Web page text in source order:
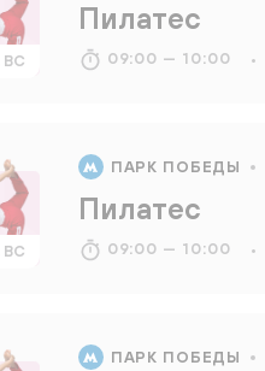
ВС
Пилатес
09:00 — 10:00 •
ВС
ПАРК ПОБЕДЫ
Пилатес
09:00 — 10:00 •
ПАРК ПОБЕДЫ